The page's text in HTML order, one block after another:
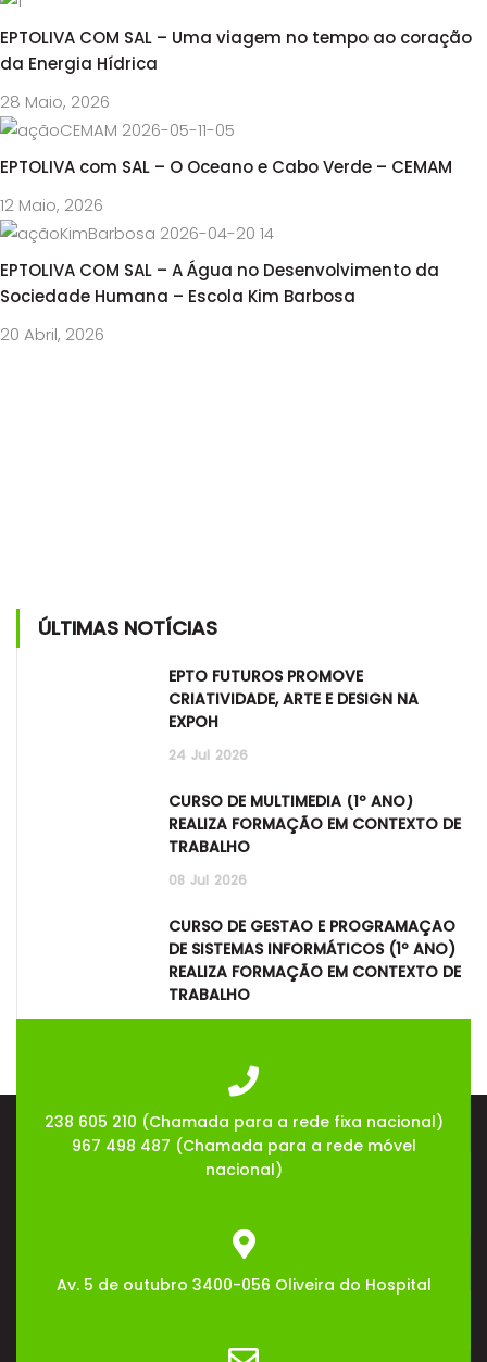
EPTOLIVA COM SAL – Uma viagem no tempo ao coração
da Energia Hídrica
28 Maio, 2026
EPTOLIVA com SAL – O Oceano e Cabo Verde – CEMAM
12 Maio, 2026
EPTOLIVA COM SAL – A Água no Desenvolvimento da
Sociedade Humana – Escola Kim Barbosa
20 Abril, 2026
ÚLTIMAS NOTÍCIAS
EPTO FUTUROS PROMOVE
CRIATIVIDADE, ARTE E DESIGN NA
EXPOH
24 Jul 2026
CURSO DE MULTIMÉDIA (1º ANO)
REALIZA FORMAÇÃO EM CONTEXTO DE
TRABALHO
08 Jul 2026
CURSO DE GESTÃO E PROGRAMAÇÃO
DE SISTEMAS INFORMÁTICOS (1º ANO)
REALIZA FORMAÇÃO EM CONTEXTO DE
TRABALHO
238 605 210 (Chamada para a rede fixa nacional)
967 498 487 (Chamada para a rede móvel
nacional)
Av. 5 de outubro 3400-056 Oliveira do Hospital